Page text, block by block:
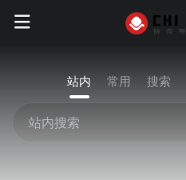
站内 常用 搜索